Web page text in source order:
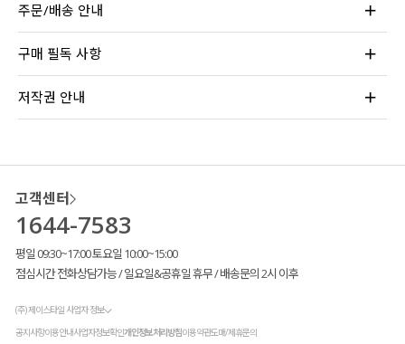
주문/배송 안내
구매 필독 사항
저작권 안내
고객센터
1644-7583
평일 09:30~17:00 토요일 10:00~15:00
점심시간 전화상담가능 / 일요일&공휴일 휴무 / 배송문의 2시 이후
(주) 제이스타일 사업자 정보
공지사항이용안내사업자정보확인개인정보처리방침이용약관도매/제휴문의